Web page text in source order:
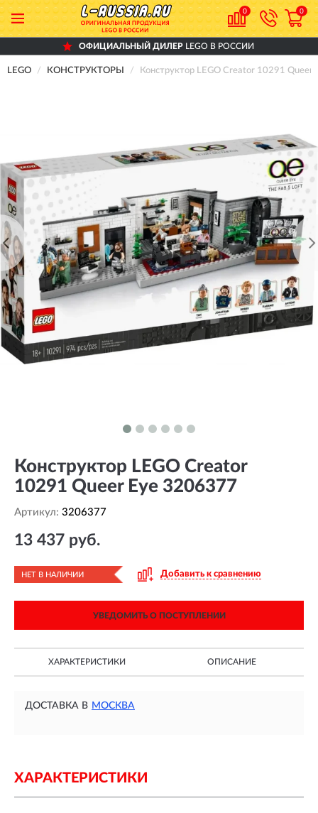
0 0
ОФИЦИАЛЬНЫЙ ДИЛЕР LEGO В РОССИИ
LEGO КОНСТРУКТОРЫ Конструктор LEGO Creator 10291 Queer
Конструктор LEGO Creator
10291 Queer Eye 3206377
Артикул: 3206377
13 437 руб.
НЕТ В НАЛИЧИИ Добавить к сравнению
УВЕДОМИТЬ О ПОСТУПЛЕНИИ
ХАРАКТЕРИСТИКИ ОПИСАНИЕ
ДОСТАВКА В МОСКВА
ХАРАКТЕРИСТИКИ